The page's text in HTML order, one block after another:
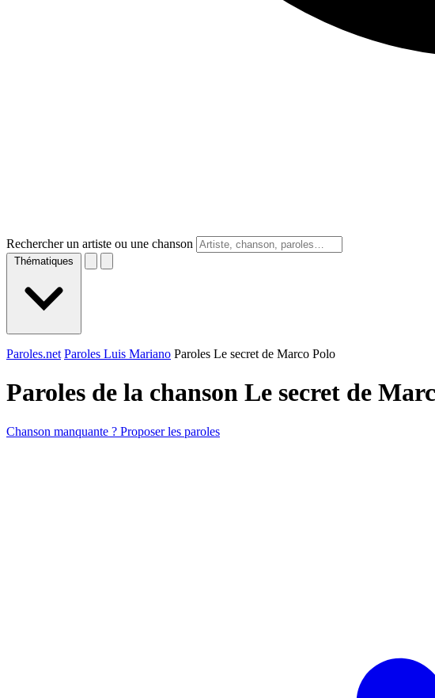
Rechercher un artiste ou une chanson
Thématiques
Paroles.net Paroles Luis Mariano Paroles Le secret de Marco Polo
Paroles de la chanson Le secret de
Chanson manquante ? Proposer les paroles